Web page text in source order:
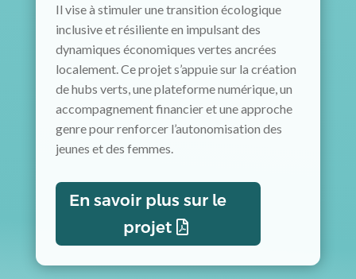
Il vise à stimuler une transition écologique
inclusive et résiliente en impulsant des
dynamiques économiques vertes ancrées
localement. Ce projet s’appuie sur la création
de hubs verts, une plateforme numérique, un
accompagnement financier et une approche
genre pour renforcer l’autonomisation des
jeunes et des femmes.
En savoir plus sur le
projet